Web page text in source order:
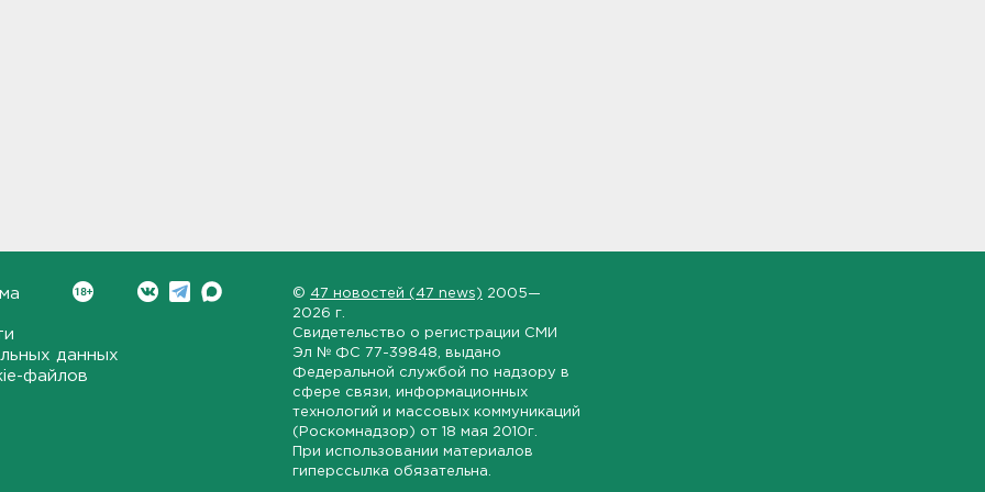
данных
файлов
© 47 новостей (47 news) 2005—
2026 г.
Свидетельство о регистрации СМИ
Эл № ФС 77-39848 , выдано
Федеральной службой по надзору в
сфере связи, информационных
технологий и массовых коммуникаций
(Роскомнадзор) от 18 мая 2010г.
При использовании материалов
гиперссылка обязательна.